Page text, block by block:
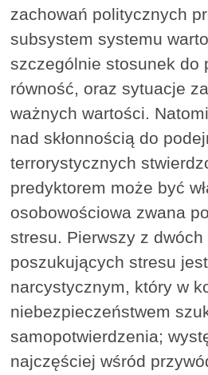
zachowań politycznych
subsystem systemu
szczególnie stosunek do
równość, oraz sytuacje
ważnych wartości.
nad skłonnością do
terrorystycznych
predyktorem może być
osobowościowa zwana
stresu. Pierwszy z
poszukujących stresu
narcystycznym, który w
niebezpieczeństwem
samopotwierdzenia;
najczęściej wśród